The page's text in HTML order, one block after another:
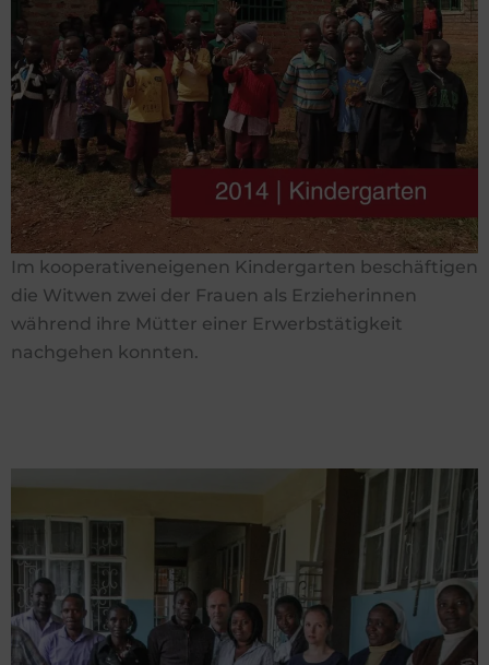
Im kooperativeneigenen Kindergarten beschäftigen
die Witwen zwei der Frauen als Erzieherinnen
während ihre Mütter einer Erwerbstätigkeit
nachgehen konnten.